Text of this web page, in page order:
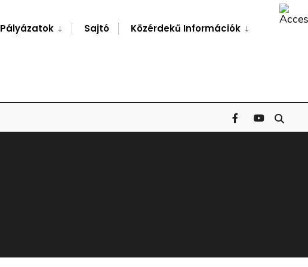
Pályázatok Sajtó Közérdekű Információk
Window